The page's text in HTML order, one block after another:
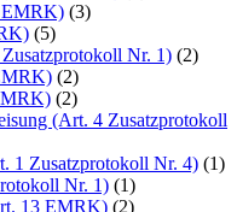
EMRK) (3)
(5)
Nr. 1) (2)
(2)
(2)
(Art. 4 Zusatzprotokoll
1 Zusatzprotokoll Nr. 4) (1)
Nr. 1) (1)
13 EMRK) (2)